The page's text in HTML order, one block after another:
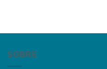
SOBRE